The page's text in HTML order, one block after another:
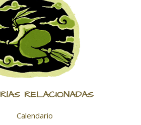
RELACIONADAS
Calendario